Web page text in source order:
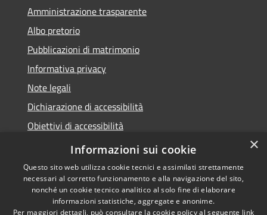
Amministrazione trasparente
Albo pretorio
Pubblicazioni di matrimonio
Informativa privacy
Note legali
Dichiarazione di accessibilità
Obiettivi di accessibilità
Whistleblowing
Copyright © 2026 • Comune di
×
Informazioni sui cookie
Questo sito web utilizza cookie tecnici e assimilati strettamente
necessari al corretto funzionamento e alla navigazione del sito,
nonché un cookie tecnico analitico al solo fine di elaborare
informazioni statistiche, aggregate e anonime.
Per maggiori dettagli, può consultare la cookie policy al seguente link